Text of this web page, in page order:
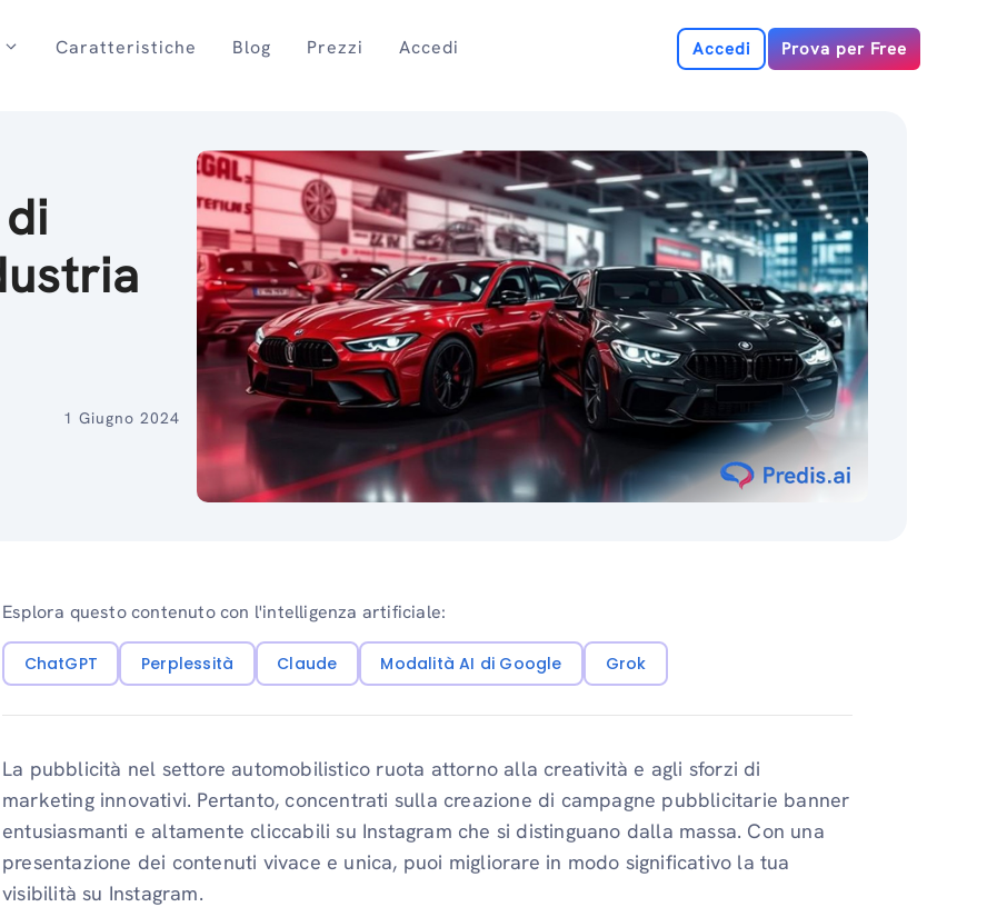
Caratteristiche Blog Prezzi Accedi Accedi Prova per Free
1 Giugno 2024
Esplora questo contenuto con l'intelligenza artificiale:
ChatGPT Perplessità Claude Modalità AI di Google Grok
La pubblicità nel settore automobilistico ruota attorno alla creatività e agli sforzi di
marketing innovativi. Pertanto, concentrati sulla creazione di campagne pubblicitarie banner
entusiasmanti e altamente cliccabili su Instagram che si distinguano dalla massa. Con una
presentazione dei contenuti vivace e unica, puoi migliorare in modo significativo la tua
visibilità su Instagram.